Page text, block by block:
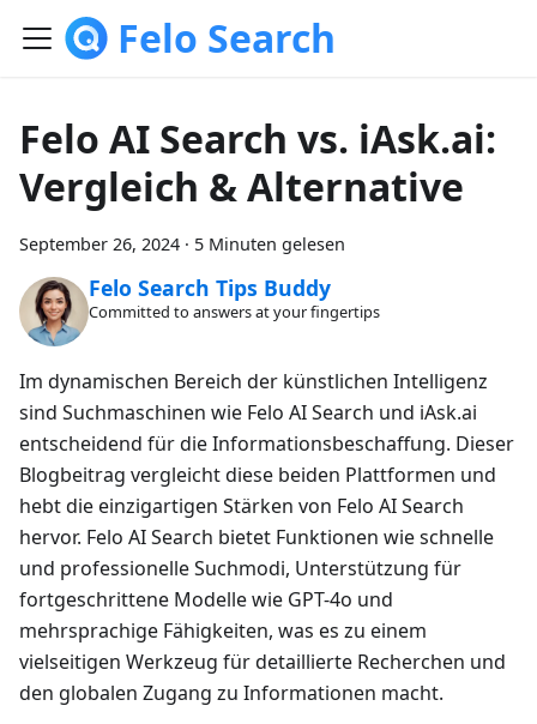
Felo Search
Felo AI Search vs. iAsk.ai:
Vergleich & Alternative
September 26, 2024 · 5 Minuten gelesen
Felo Search Tips Buddy
Committed to answers at your fingertips
Im dynamischen Bereich der künstlichen Intelligenz
sind Suchmaschinen wie Felo AI Search und iAsk.ai
entscheidend für die Informationsbeschaffung. Dieser
Blogbeitrag vergleicht diese beiden Plattformen und
hebt die einzigartigen Stärken von Felo AI Search
hervor. Felo AI Search bietet Funktionen wie schnelle
und professionelle Suchmodi, Unterstützung für
fortgeschrittene Modelle wie GPT-4o und
mehrsprachige Fähigkeiten, was es zu einem
vielseitigen Werkzeug für detaillierte Recherchen und
den globalen Zugang zu Informationen macht.